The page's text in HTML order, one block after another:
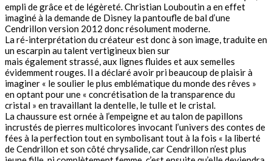
empli de grâce et de légèreté. Christian Louboutin a en effet
imaginé à la demande de Disney la pantoufle de bal d’une
Cendrillon version 2012 donc résolument moderne.
La ré-interprétation du créateur est donc à son image, traduite en
un escarpin au talent vertigineux bien sur
mais également strassé, aux lignes fluides et aux semelles
évidemment rouges. Il a déclaré avoir pri beaucoup de plaisir à
imaginer « le soulier le plus emblématique du monde des rêves »
en optant pour une « concrétisation de la transparence du
cristal » en travaillant la dentelle, le tulle et le cristal.
La chaussure est ornée à l’empeigne et au talon de papillons
incrustés de pierres multicolores invocant l’univers des contes de
fées à la perfection tout en symbolisant tout à la fois « la liberté
de Cendrillon et son côté chrysalide, car Cendrillon n’est plus